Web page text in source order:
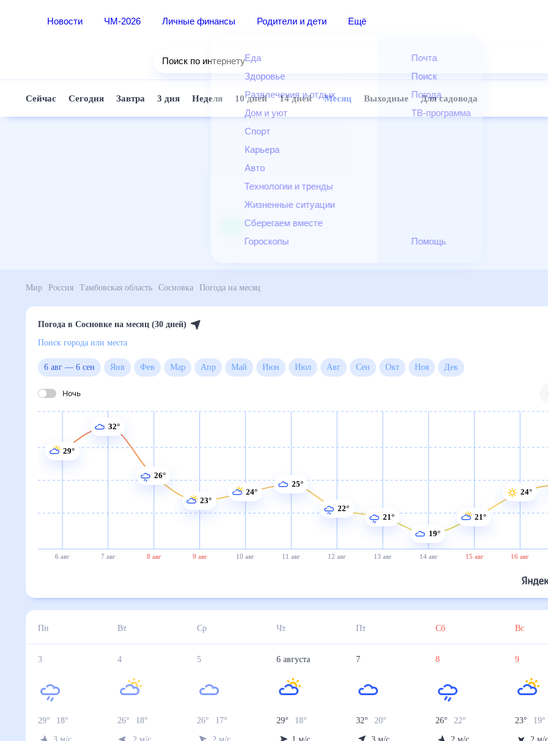
Новости ЧМ-2026 Личные финансы Родители и дети Ещё
Еда
Здоровье
Развлечения и отдых
Дом и уют
Спорт
Карьера
Авто
Технологии и тренды
Жизненные ситуации
Сберегаем вместе
Гороскопы
Почта
Поиск
Погода
ТВ-программа
Помощь
Поиск по интернету
Сейчас Сегодня Завтра 3 дня Неделя 10 дней 14 дней Месяц Выходные Для садовода
Мир Россия Тамбовская область Сосновка Погода на месяц
Погода в Сосновке на месяц (30 дней)
Поиск города или места
6 авг— 6 сен Янв Фев Мар Апр Май Июн Июл Авг Сен Окт Ноя
Ночь
6 авг 7 авг 8 авг 9 авг 10 авг 11 авг 12 авг 13 авг 14 авг 15 авг 16 авг
29°
32°
26°
23°
24°
25°
22°
21°
19°
21°
24°
Пн Вт Ср Чт Пт Сб Вс
3
29° 18°
4
26° 18°
5
26° 17°
6 августа
29° 18°
7
32° 20
8
26° 22
9
23° 19°